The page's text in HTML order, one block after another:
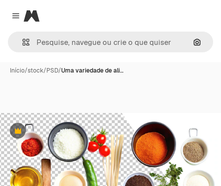
Close menu
Magnific
Início/stock/PSD/Uma variedade de ali…
Premium